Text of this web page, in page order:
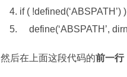
if( !defined(‘ABSPATH’) )
define(‘ABSPATH’,
然后在上面这段代码的前一行